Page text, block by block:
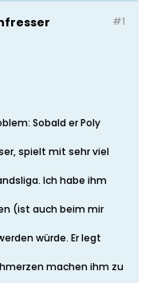
#1
Sobald er Poly
spielt mit sehr viel
Ich habe ihm
(ist auch beim mir
würde. Er legt
machen ihm zu